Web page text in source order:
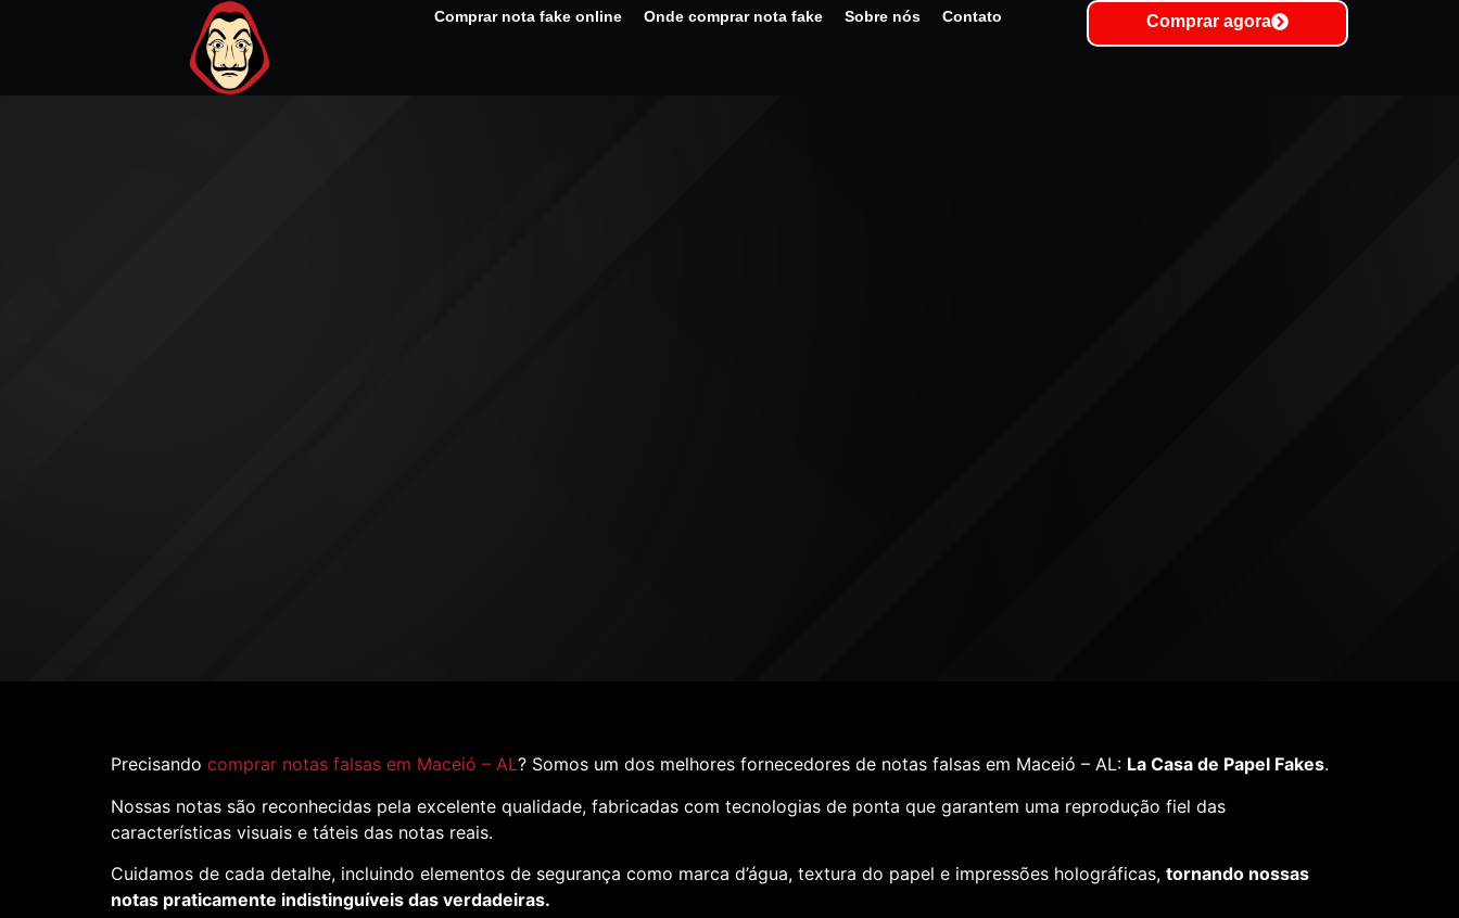
Comprar nota fake online Onde comprar nota fake Sobre nós Contato Comprar agora
Precisando comprar notas falsas em Maceió – AL? Somos um dos melhores fornecedores de notas falsas em Maceió – AL: La Casa de Papel Fakes.
Nossas notas são reconhecidas pela excelente qualidade, fabricadas com tecnologias de ponta que garantem uma reprodução fiel das
características visuais e táteis das notas reais.
Cuidamos de cada detalhe, incluindo elementos de segurança como marca d’água, textura do papel e impressões holográficas, tornando nossas
notas praticamente indistinguíveis das verdadeiras.